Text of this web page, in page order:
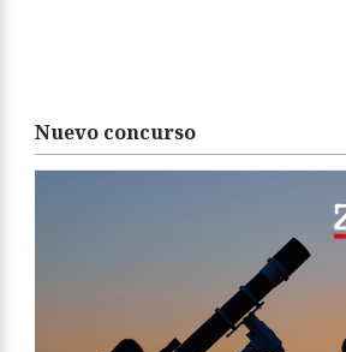
Nuevo concurso